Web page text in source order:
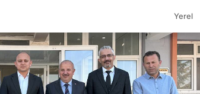
Yerel